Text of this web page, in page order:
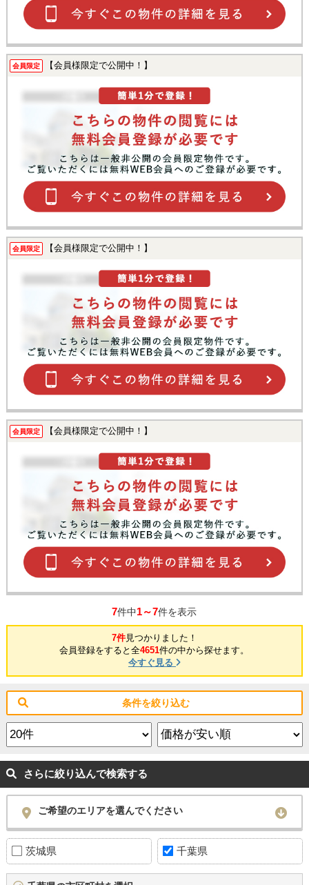
会員限定 【会員様限定で公開中！】
会員限定 【会員様限定で公開中！】
会員限定 【会員様限定で公開中！】
7件中1～7件を表示
7件見つかりました！
会員登録をすると全4651件の中から探せます。
今すぐ見る
条件を絞り込む
さらに絞り込んで検索する
ご希望のエリアを選んでください
茨城県 千葉県